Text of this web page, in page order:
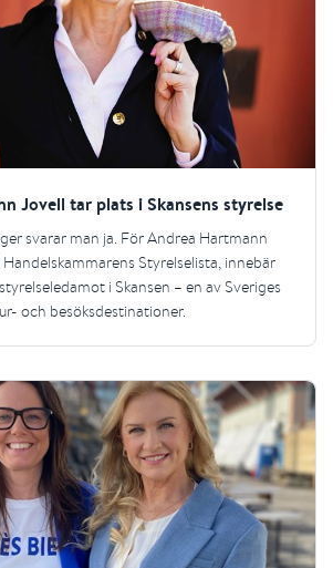
Jovell tar plats i Skansens styrelse
svarar man ja. För Andrea Hartmann
Styrelselista, innebär
i Skansen – en av Sveriges
och besöksdestinationer.